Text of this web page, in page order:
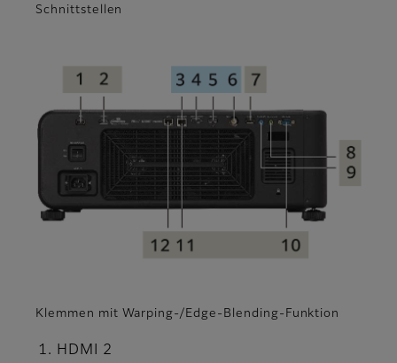
Schnittstellen
Klemmen mit Warping-/Edge-Blending-Funktion
HDMI 2